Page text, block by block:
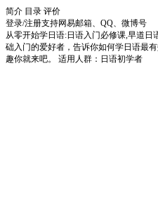
简介 目录 评价
登录/注册支持网易邮箱、QQ、微博号
从零开始学日语:日语入门必修课,早道
础入门的爱好者，告诉你如何学日语最
趣你就来吧。 适用人群：日语初学者